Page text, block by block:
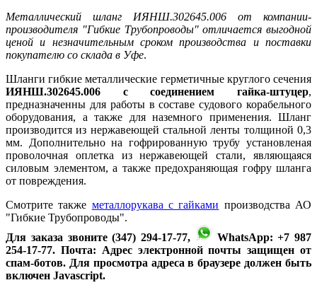
Металлический шланг ИЯНШ.302645.006 от компании-
производителя "Гибкие Трубопроводы" отличается выгодной
ценой и незначительным сроком производства и поставки
покупателю со склада в Уфе.
Шланги гибкие металлические герметичные круглого сечения
ИЯНШ.302645.006 с соединением гайка-штуцер,
предназначенны для работы в составе судового корабельного
оборудования, а также для наземного применения. Шланг
производится из нержавеющей стальной ленты толщиной 0,3
мм. Дополнительно на гофрированную трубу установленая
проволочная оплетка из нержавеющей стали, являющаяся
силовым элементом, а также предохраняющая гофру шланга
от повреждения.
Смотрите также металлорукава с гайками производства АО
"Гибкие Трубопроводы".
Для заказа звоните (347) 294-17-77,
WhatsApp: +7 987
254-17-77. Почта: Адрес электронной почты защищен от
спам-ботов. Для просмотра адреса в браузере должен быть
включен Javascript.